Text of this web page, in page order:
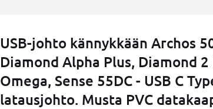
USB-johto kännykkään Archos
Diamond Alpha Plus, Diamond
Omega, Sense 55DC - USB C
latausjohto. Musta PVC